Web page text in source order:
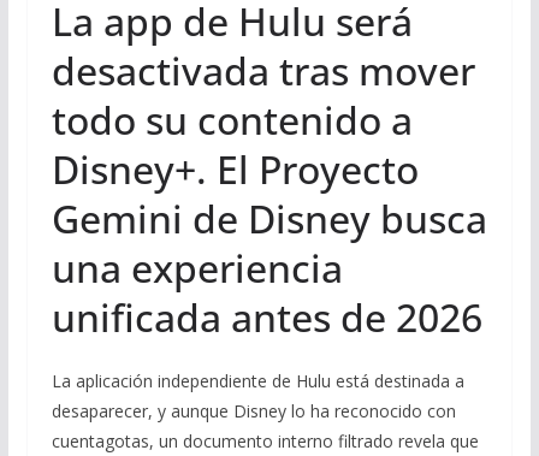
La app de Hulu será
desactivada tras mover
todo su contenido a
Disney+. El Proyecto
Gemini de Disney busca
una experiencia
unificada antes de 2026
La aplicación independiente de Hulu está destinada a
desaparecer, y aunque Disney lo ha reconocido con
cuentagotas, un documento interno filtrado revela que